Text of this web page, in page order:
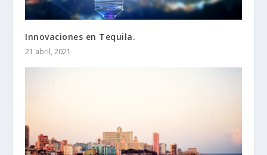
Innovaciones en Tequila.
21 abril, 2021